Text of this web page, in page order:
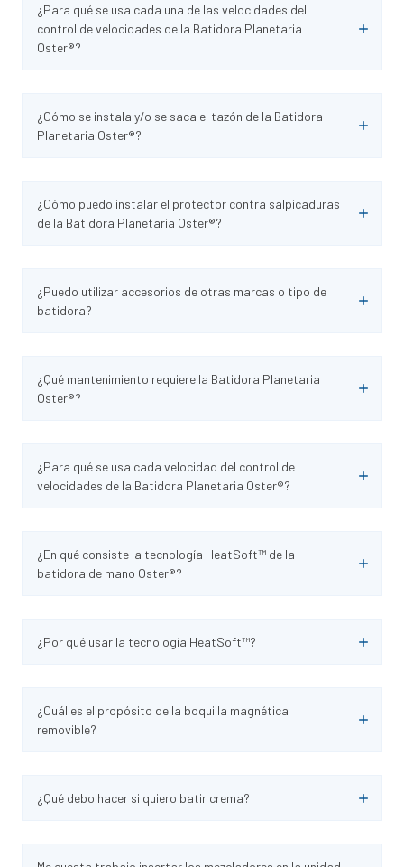
¿Para qué se usa cada una de las velocidades del
control de velocidades de la Batidora Planetaria
Oster®?
¿Cómo se instala y/o se saca el tazón de la Batidora
Planetaria Oster®?
¿Cómo puedo instalar el protector contra salpicaduras
de la Batidora Planetaria Oster®?
¿Puedo utilizar accesorios de otras marcas o tipo de
batidora?
¿Qué mantenimiento requiere la Batidora Planetaria
Oster®?
¿Para qué se usa cada velocidad del control de
velocidades de la Batidora Planetaria Oster®?
¿En qué consiste la tecnología HeatSoft™ de la
batidora de mano Oster®?
¿Por qué usar la tecnología HeatSoft™?
¿Cuál es el propósito de la boquilla magnética
removible?
¿Qué debo hacer si quiero batir crema?